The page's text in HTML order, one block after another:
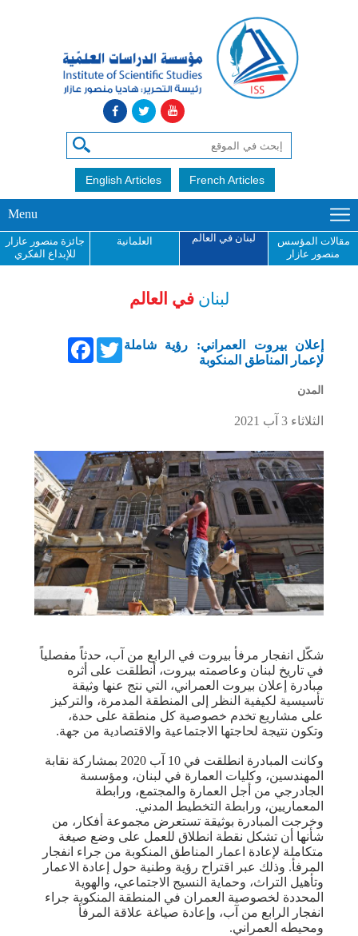
English Articles French Articles
Menu
مقالات المؤسس
منصور عازار
لبنان في العالم العلمانية
جائزة منصور عازار
للإبداع الفكري
لبنان في العالم
FacebookTwitter إعلان بيروت العمراني: رؤية شاملة
لإعمار المناطق المنكوبة
المدن
الثلاثاء 3 آب 2021
شكّل انفجار مرفأ بيروت في الرابع من آب، حدثاً مفصلياً
في تاريخ لبنان وعاصمته بيروت، أنطلقت على أثره
مبادرة إعلان بيروت العمراني، التي نتج عنها وثيقة
تأسيسية لكيفية النظر إلى المنطقة المدمرة، والتركيز
على مشاريع تخدم خصوصية كل منطقة على حدة،
وتكون نتيجة لحاجتها الاجتماعية والاقتصادية من جهة.
وكانت المبادرة انطلقت في 10 آب 2020 بمشاركة نقابة
المهندسين، وكليات العمارة في لبنان، ومؤسسة
الجادرجي من أجل العمارة والمجتمع، ورابطة
المعماريين، ورابطة التخطيط المدني.
وخرجت المبادرة بوثيقة تستعرض مجموعة أفكار، من
شأنها أن تشكل نقطة انطلاق للعمل على وضع صيغة
متكاملة لإعادة اعمار المناطق المنكوبة من جراء انفجار
المرفأ. وذلك عبر اقتراح رؤية وطنية حول إعادة الاعمار
وتأهيل التراث، وحماية النسيج الاجتماعي، والهوية
المحددة لخصوصية العمران في المنطقة المنكوبة جراء
انفجار الرابع من آب، وإعادة صياغة علاقة المرفأ
ومحيطه العمراني.